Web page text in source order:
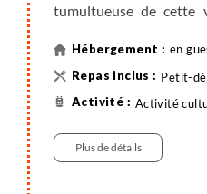
tumultueuse de cette
Son centre
l'époque coloniale
portuaire entièrement
jeux olympiques avec
en
Petit-
Activité
Plus de détails